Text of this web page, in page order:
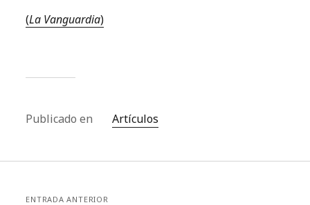
(La Vanguardia)
Publicado en Artículos
ENTRADA ANTERIOR